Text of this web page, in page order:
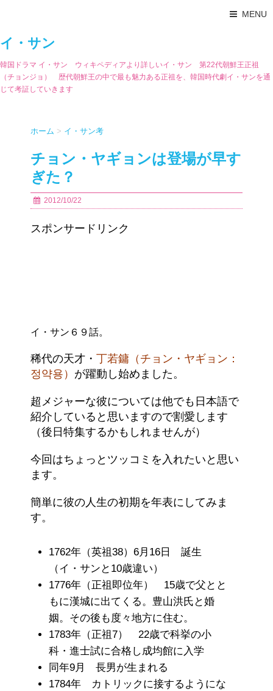
MENU
イ・サン
韓国ドラマ イ・サン ウィキペディアより詳しいイ・サン 第22代朝鮮王正祖
（チョンジョ） 歴代朝鮮王の中で最も魅力ある正祖を、韓国時代劇イ・サンを通
じて考証していきます
ホーム > イ・サン考
チョン・ヤギョンは登場が早す
ぎた？
2012/10/22
スポンサードリンク
イ・サン６９話。
稀代の天才・ 丁若鏞（チョン・ヤギョン：
정약용） が躍動し始めました。
超メジャーな彼については他でも日本語で
紹介していると思いますので割愛します
（後日特集するかもしれませんが）
今回はちょっとツッコミを入れたいと思い
ます。
簡単に彼の人生の初期を年表にしてみま
す。
1762年（英祖38）6月16日 誕生
（イ・サンと10歳違い）
1776年（正祖即位年） 15歳で父とと
もに漢城に出てくる。豊山洪氏と婚
姻。その後も度々地方に住む。
1783年（正祖7） 22歳で科挙の小
科・進士試に合格し成均館に入学
同年9月 長男が生まれる
1784年 カトリックに接するようにな